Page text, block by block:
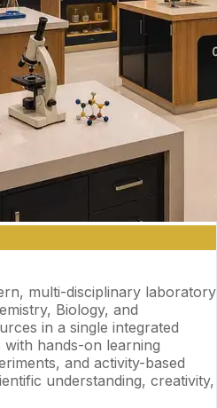
multi-disciplinary laboratory
Biology, and
in a single integrated
hands-on learning
and activity-based
understanding, creativity,